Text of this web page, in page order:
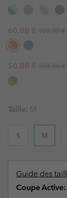
Sale price:
60,00 € Regular
100,00 €
Sale price:
50,00 € Regular
100,00 €
Taille: M
S M
Guide des
Coupe Active: